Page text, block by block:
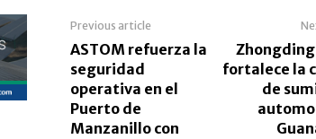
Previous article
ASTOM refuerza la
seguridad
operativa en el
Puerto de
Manzanillo con
fortalece la
de